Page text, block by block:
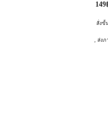
สั่งขั้
, ส่ง